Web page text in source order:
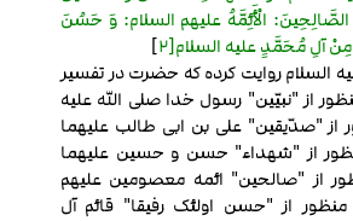
الصَّالِحِینَ: الْأَئِمَّهُ علیهم السلام: وَ حَسُنَ
مِنْ آلِ مُحَمَّدٍ علیه السلام[2 ]
علیه السلام روایت کرده که حضرت در تفسیر
از "نبیّین" رسول خدا صلی الله علیه
از "صدّیقین" علی بن ابی طالب علیهما
از "شهداء" حسن و حسین علیهما
از "صالحین" ائمه معصومین علیهم
از "حسن اولئک رفیقا" قائم آل